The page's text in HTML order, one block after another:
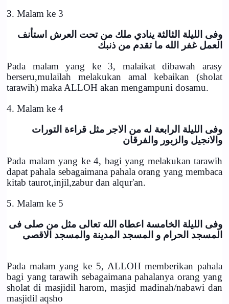
3. Malam ke 3
وفى الليلة الثالثة ينادي ملك من تحت العرش استأنف
العمل غفر الله ما تقدم من ذنبك
Pada malam yang ke 3, malaikat dibawah arasy
berseru,mulailah melakukan amal kebaikan (sholat
tarawih) maka ALLOH akan mengampuni dosamu.
4. Malam ke 4
وفى الليلة الرابعة له من الاجر مثل قراءة التورات
والانجيل والزبور والفرقان
Pada malam yang ke 4, bagi yang melakukan tarawih
dapat pahala sebagaimana pahala orang yang membaca
kitab taurot,injil,zabur dan alqur'an.
5. Malam ke 5
وفى الليلة الخامسة اعطاه الله تعالى مثل من صلى فى
المسجد الحرام و المسجد المدينة والمسجد الاقصى
Pada malam yang ke 5, ALLOH memberikan pahala
bagi yang tarawih sebagaimana pahalanya orang yang
sholat di masjidil harom, masjid madinah/nabawi dan
masjidil aqsho